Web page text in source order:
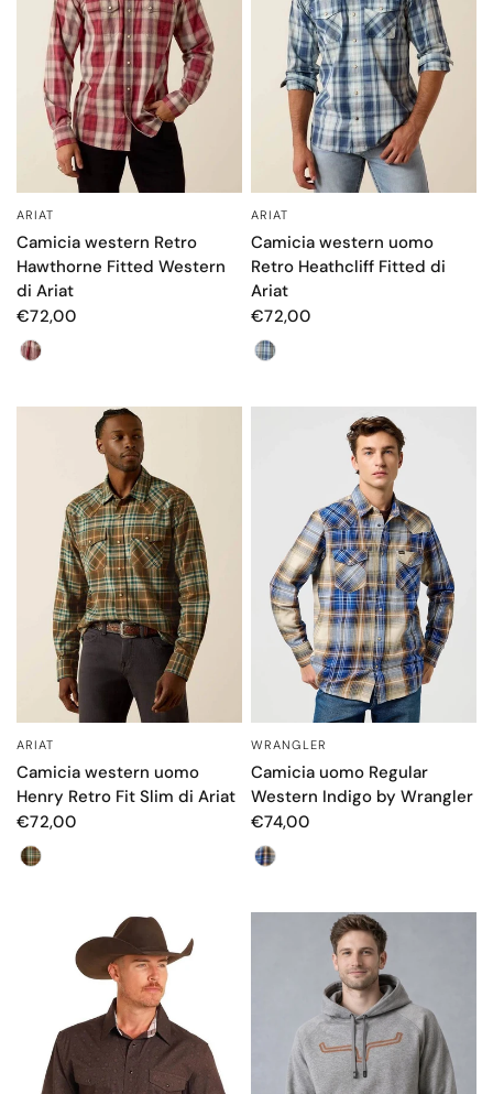
ARIAT
Camicia western Retro
Hawthorne Fitted Western
di Ariat
€72,00
Color
ARIAT
Camicia western uomo
Retro Heathcliff Fitted di
Ariat
€72,00
Color
ARIAT
Camicia western uomo
Henry Retro Fit Slim di Ariat
€72,00
Colore
OCCHIATA VELOCE
WRANGLER
Camicia uomo Regular
Western Indigo by Wrangler
€74,00
Colore